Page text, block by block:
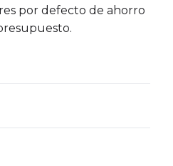
por defecto de ahorro